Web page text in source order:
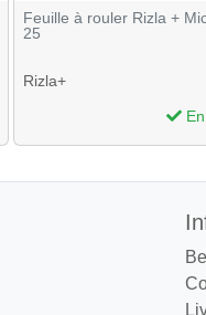
Feuille à rouler Rizla +
25
Rizla+